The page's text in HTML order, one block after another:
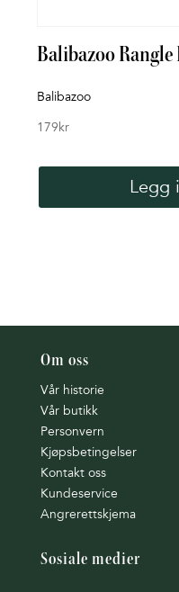
Balibazoo Rangle
Balibazoo
179kr
Legg
Om oss
Vår historie
Vår butikk
Personvern
Kjøpsbetingelser
Kontakt oss
Kundeservice
Angrerettskjema
Sosiale medier